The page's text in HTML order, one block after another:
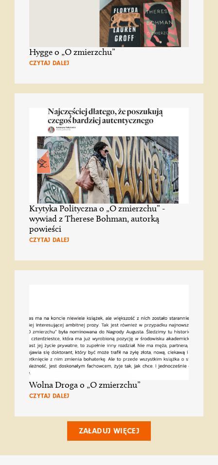
Hygge o „O zmierzchu”
CZYTAJ DALEJ
Krytyka Polityczna o „O zmierzchu” -
wywiad z Therese Bohman, autorką
powieści
CZYTAJ DALEJ
Wolna Droga o „O zmierzchu”
CZYTAJ DALEJ
ZAŁADUJ WIĘCEJ